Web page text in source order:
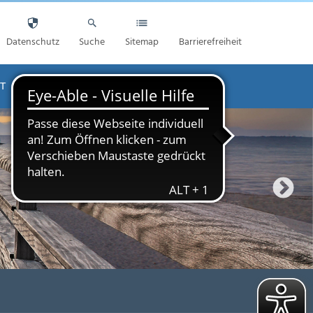
Datenschutz Suche Sitemap Barrierefreiheit